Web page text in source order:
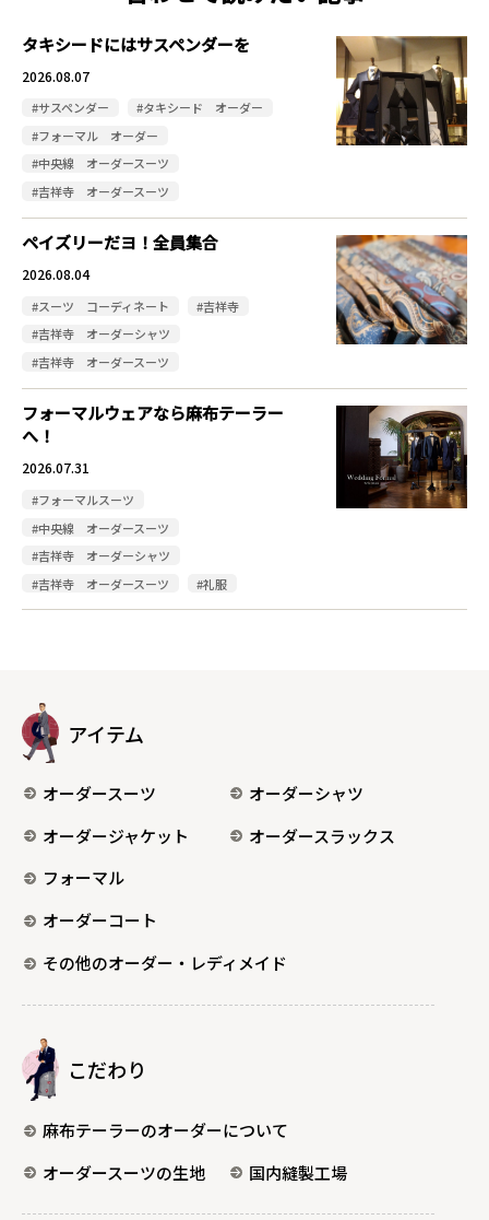
タキシードにはサスペンダーを
2026.08.07
#サスペンダー
#タキシード オーダー
#フォーマル オーダー
#中央線 オーダースーツ
#吉祥寺 オーダースーツ
ペイズリーだヨ！全員集合
2026.08.04
#スーツ コーディネート
#吉祥寺
#吉祥寺 オーダーシャツ
#吉祥寺 オーダースーツ
フォーマルウェアなら麻布テーラー
へ！
2026.07.31
#フォーマルスーツ
#中央線 オーダースーツ
#吉祥寺 オーダーシャツ
#吉祥寺 オーダースーツ
#礼服
アイテム
オーダースーツ
オーダーシャツ
オーダージャケット
オーダースラックス
フォーマル
オーダーコート
その他のオーダー・レディメイド
こだわり
麻布テーラーのオーダーについて
オーダースーツの生地
国内縫製工場